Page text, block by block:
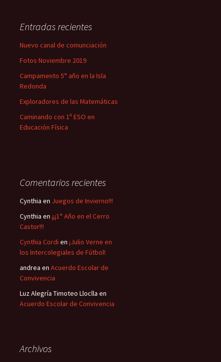
r
:
Entradas recientes
Nuevo canal de comunciación
Fotos Noviembre 2019
Campamento 5° año en la Isla
Redonda
Exploradores de las Matemáticas
Caminando con 1ª ESO en
Educación Física
Comentarios recientes
Cynthia en Juegos de Invierno!!!
Cynthia en ¡¡¡1° Año en el Cerro
Castor!!!
Cynthia Cordi en ¡Julio Verne en
los Intercolegiales de Fútbol!
andrea en Acuerdo Escolar de
Convivencia
Luz Alegría Timoteo Lloclla en
Acuerdo Escolar de Convivencia
Archivos